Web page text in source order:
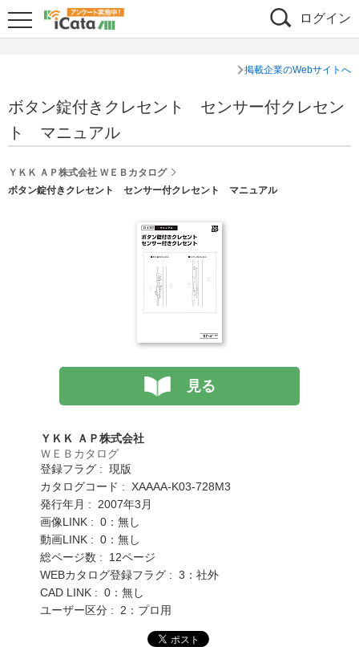
ログイン
掲載企業のWebサイトへ
ボタン錠付きクレセント センサー付クレセン
ト マニュアル
ＹＫＫ ＡＰ株式会社 ＷＥＢカタログ
ボタン錠付きクレセント センサー付クレセント マニュアル
見る
ＹＫＫ ＡＰ株式会社
ＷＥＢカタログ
登録フラグ : 現版
カタログコード : XAAAA-K03-728M3
発行年月 : 2007年3月
画像LINK : 0：無し
動画LINK : 0：無し
総ページ数 : 12ページ
WEBカタログ登録フラグ : 3：社外
CAD LINK : 0：無し
ユーザー区分 : 2：プロ用